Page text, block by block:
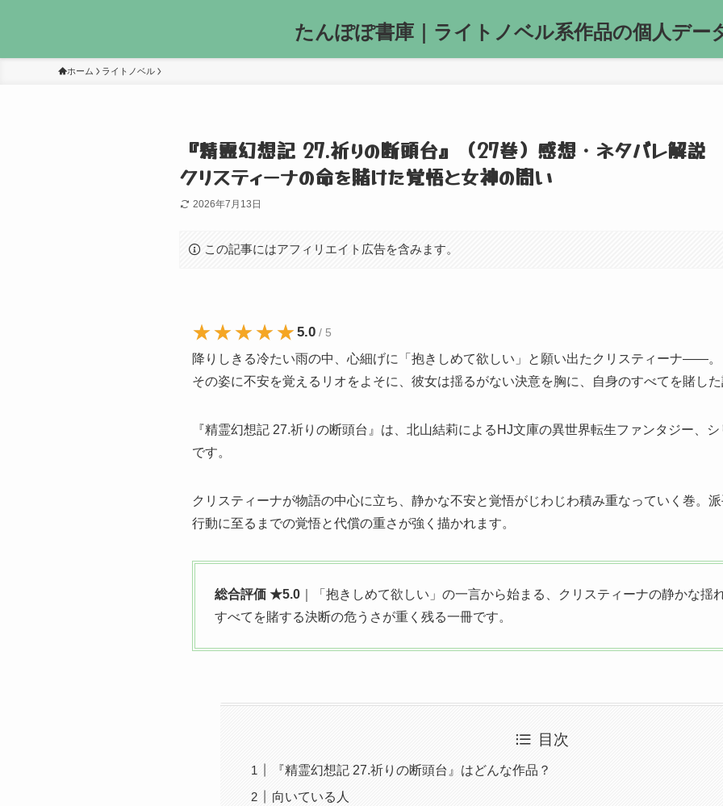
たんぽぽ書庫｜ライトノベル系作品の個人デー
ホーム ライトノベル
『精霊幻想記 27.祈りの断頭台』（27巻）感想・ネタバレ解説
クリスティーナの命を賭けた覚悟と女神の問い
2026年7月13日
この記事にはアフィリエイト広告を含みます。
★★★★★
★★★★★5.0 / 5
降りしきる冷たい雨の中、 心細げに「抱きしめて欲しい」
と願い出たクリスティーナ——。
その姿に不安を覚えるリオをよそに、 彼女は揺るがない決意を胸に、 自身のすべてを賭し
『精霊幻想記 27.祈りの断頭台』 は、 北山結莉によるHJ文庫の異世界転生ファンタジー、
です。
クリスティーナが物語の中心に立ち、 静かな不安と覚悟がじわじわ積み重なっていく巻。
行動に至るまでの覚悟と代償の重さが強く描かれます。
総合評価 ★5.0 ｜「抱きしめて欲しい」 の一言から始まる、
クリスティーナの静かな揺
すべてを賭する決断の危うさが重く残る一冊です。
目次
『精霊幻想記 27.祈りの断頭台』はどんな作品？
向いている人